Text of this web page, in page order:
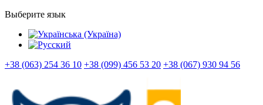
Выберите язык
+38 (063) 254 36 10 +38 (099) 456 53 20 +38 (067) 930 94 56